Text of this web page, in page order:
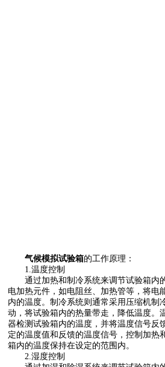
气候模拟试验箱的工作原理：
1.温度控制
通过加热和制冷系统来调节试验箱内
电加热元件，如电阻丝、加热管等，将电
内的温度。制冷系统则通常采用压缩机制
动，将试验箱内的热量带走，降低温度。
器检测试验箱内的温度，并将温度信号反
定的温度值和反馈的温度信号，控制加热
箱内的温度保持在设定的范围内。
2.湿度控制